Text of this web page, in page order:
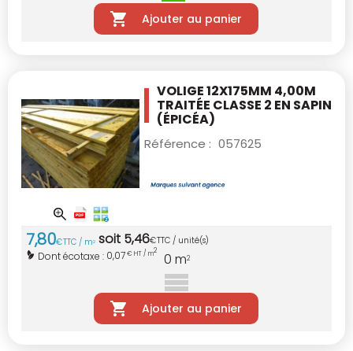
Ajouter au panier
VOLIGE 12X175MM 4,00M
TRAITÉE CLASSE 2 EN SAPIN
(ÉPICÉA)
Référence : 057625
7,80€TTC / m2 soit 5,46€TTC / unité(s)
Dont écotaxe : 0,07€ HT / m2 0 m2
Ajouter au panier